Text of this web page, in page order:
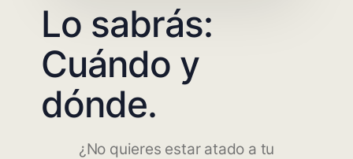
Lo sabrás:
Cuándo y
dónde.
¿No quieres estar atado a tu